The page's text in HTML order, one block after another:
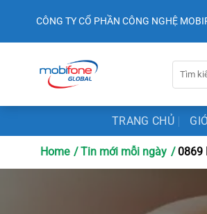
nội
CÔNG TY CỔ PHẦN CÔNG NGHỆ
kiếm:
TRANG CHỦ
Home Tin mới mỗi ngày 0869